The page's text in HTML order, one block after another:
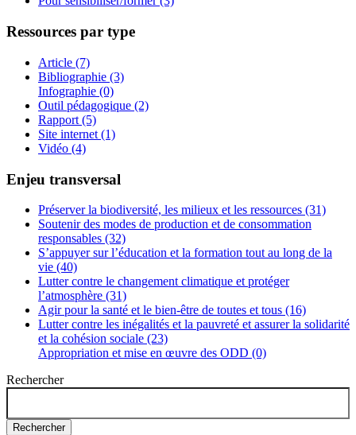
Ressources par type
Article (7)
Bibliographie (3)
Infographie (0)
Outil pédagogique (2)
Rapport (5)
Site internet (1)
Vidéo (4)
Enjeu transversal
Préserver la biodiversité, les milieux et les ressources (31)
Soutenir des modes de production et de consommation
responsables (32)
S’appuyer sur l’éducation et la formation tout au long de la
vie (40)
Lutter contre le changement climatique et protéger
l’atmosphère (31)
Agir pour la santé et le bien-être de toutes et tous (16)
Lutter contre les inégalités et la pauvreté et assurer la solidarité
et la cohésion sociale (23)
Appropriation et mise en œuvre des ODD (0)
Rechercher
Rechercher